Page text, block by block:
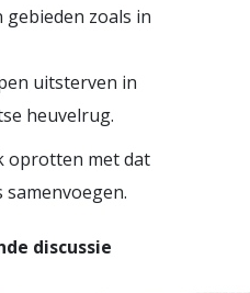
gebieden zoals in
uitsterven in
heuvelrug.
oprotten met dat
discussie